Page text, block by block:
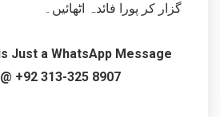
گزار کر پورا فائدہ اٹھائیں۔
Just a WhatsApp Message
+92 313-325 8907